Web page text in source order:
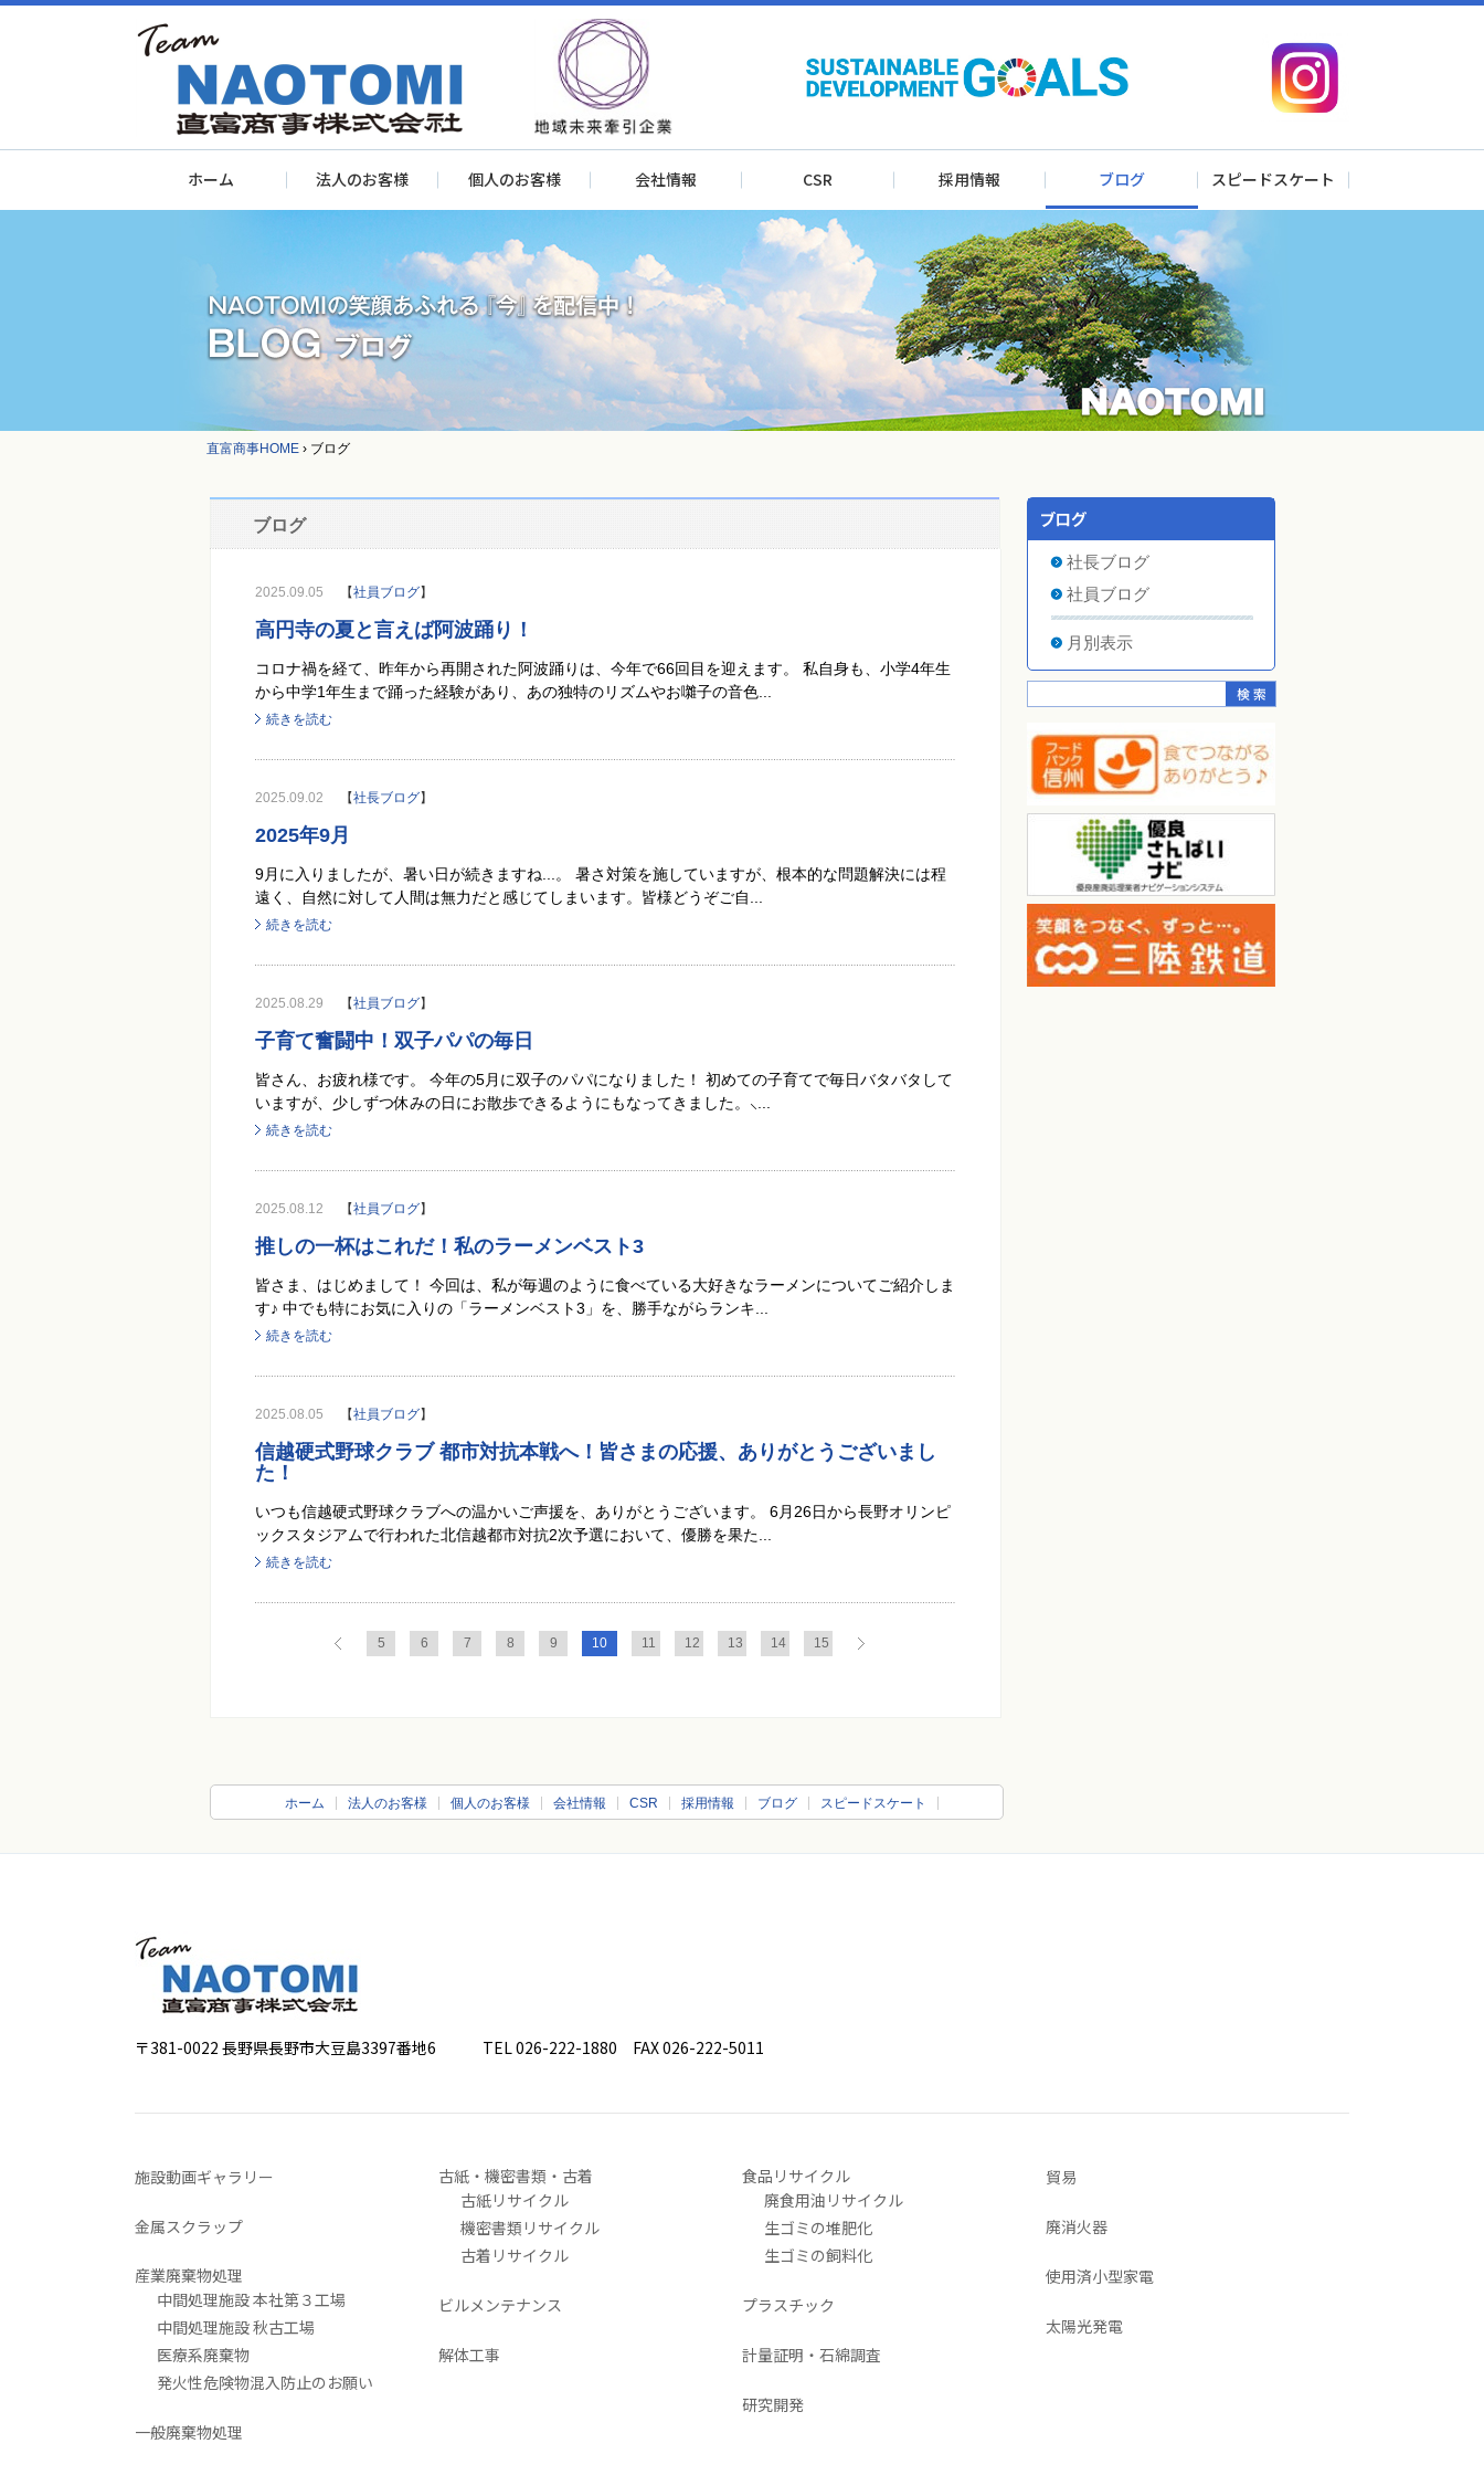
ホーム 法人のお客様 個人のお客様 会社情報 CSR 採用情報 ブログ スピードスケート
直富商事HOME › ブログ
ブログ
2025.09.05 【社員ブログ】
高円寺の夏と言えば阿波踊り！
コロナ禍を経て、昨年から再開された阿波踊りは、今年で66回目を迎えます。 私自身も、小学4年生
から中学1年生まで踊った経験があり、あの独特のリズムやお囃子の音色...
続きを読む
2025.09.02 【社長ブログ】
2025年9月
9月に入りましたが、暑い日が続きますね...。 暑さ対策を施していますが、根本的な問題解決には程
遠く、自然に対して人間は無力だと感じてしまいます。皆様どうぞご自...
続きを読む
2025.08.29 【社員ブログ】
子育て奮闘中！双子パパの毎日
皆さん、お疲れ様です。 今年の5月に双子のパパになりました！ 初めての子育てで毎日バタバタして
いますが、少しずつ休みの日にお散歩できるようにもなってきました。⸜...
続きを読む
2025.08.12 【社員ブログ】
推しの一杯はこれだ！私のラーメンベスト3
皆さま、はじめまして！ 今回は、私が毎週のように食べている大好きなラーメンについてご紹介しま
す♪ 中でも特にお気に入りの「ラーメンベスト3」を、勝手ながらランキ...
続きを読む
2025.08.05 【社員ブログ】
信越硬式野球クラブ 都市対抗本戦へ！皆さまの応援、ありがとうございまし
た！
いつも信越硬式野球クラブへの温かいご声援を、ありがとうございます。 6月26日から長野オリンピ
ックスタジアムで行われた北信越都市対抗2次予選において、優勝を果た...
続きを読む
5 6 7 8 9 10 11 12 13 14 15
社長ブログ
社員ブログ
月別表示
ホーム 法人のお客様 個人のお客様 会社情報 CSR 採用情報 ブログ スピードスケート
〒381-0022 長野県長野市大豆島3397番地6 TEL 026-222-1880 FAX 026-222-5011
施設動画ギャラリー
金属スクラップ
産業廃棄物処理
中間処理施設 本社第３工場
中間処理施設 秋古工場
医療系廃棄物
発火性危険物混入防止のお願い
一般廃棄物処理
古紙・機密書類・古着
古紙リサイクル
機密書類リサイクル
古着リサイクル
ビルメンテナンス
解体工事
食品リサイクル
廃食用油リサイクル
生ゴミの堆肥化
生ゴミの飼料化
プラスチック
計量証明・石綿調査
研究開発
貿易
廃消火器
使用済小型家電
太陽光発電